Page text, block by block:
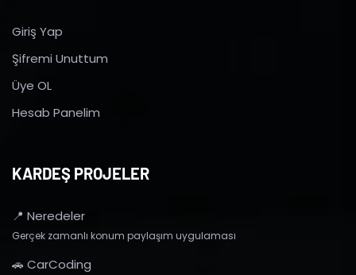
Giriş Yap
Şifremi Unuttum
Üye OL
Hesab Panelim
KARDEŞ PROJELER
📍 Neredeler
Gerçek zamanlı konum paylaşım uygulaması
🚗 CarCoding